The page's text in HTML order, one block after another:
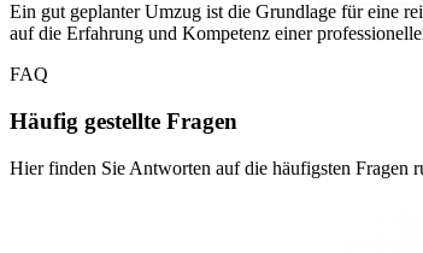
Ein gut geplanter Umzug ist die Grundlage für eine
auf die Erfahrung und Kompetenz einer
FAQ
Häufig gestellte Fragen
Hier finden Sie Antworten auf die häufigsten Fragen